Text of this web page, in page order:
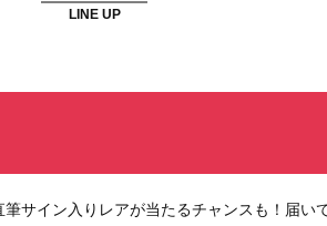
LINE UP
サイン入りレアが当たるチャンスも！届